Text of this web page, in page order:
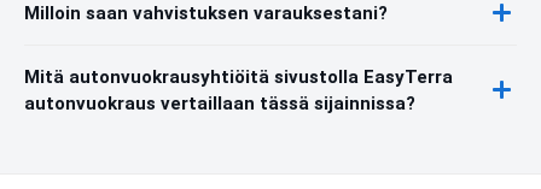
Milloin saan vahvistuksen varauksestani?
Mitä autonvuokrausyhtiöitä sivustolla EasyTerra
autonvuokraus vertaillaan tässä sijainnissa?